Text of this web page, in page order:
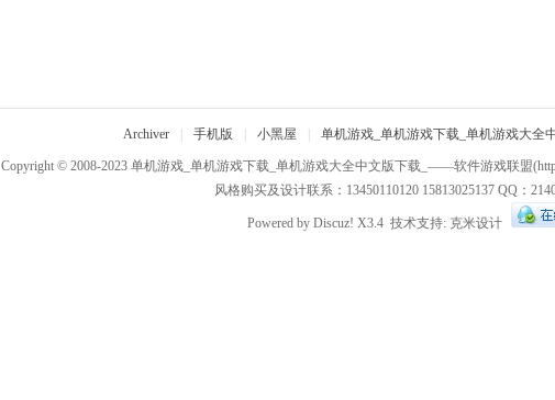
Archiver 手机版 小黑屋 单机游戏_单机游戏下载_单机游戏大
Copyright © 2008-2023 单机游戏_单机游戏下载_单机游戏大全中文版下载_——软件游戏联盟
风格购买及设计联系：13450110120 15813025137 QQ：
Powered by Discuz! X3.4 技术支持: 克米设计